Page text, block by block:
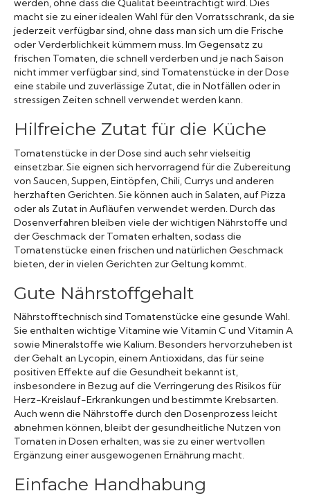
werden, ohne dass die Qualität beeinträchtigt wird. Dies
macht sie zu einer idealen Wahl für den Vorratsschrank, da sie
jederzeit verfügbar sind, ohne dass man sich um die Frische
oder Verderblichkeit kümmern muss. Im Gegensatz zu
frischen Tomaten, die schnell verderben und je nach Saison
nicht immer verfügbar sind, sind Tomatenstücke in der Dose
eine stabile und zuverlässige Zutat, die in Notfällen oder in
stressigen Zeiten schnell verwendet werden kann.
Hilfreiche Zutat für die Küche
Tomatenstücke in der Dose sind auch sehr vielseitig
einsetzbar. Sie eignen sich hervorragend für die Zubereitung
von Saucen, Suppen, Eintöpfen, Chili, Currys und anderen
herzhaften Gerichten. Sie können auch in Salaten, auf Pizza
oder als Zutat in Aufläufen verwendet werden. Durch das
Dosenverfahren bleiben viele der wichtigen Nährstoffe und
der Geschmack der Tomaten erhalten, sodass die
Tomatenstücke einen frischen und natürlichen Geschmack
bieten, der in vielen Gerichten zur Geltung kommt.
Gute Nährstoffgehalt
Nährstofftechnisch sind Tomatenstücke eine gesunde Wahl.
Sie enthalten wichtige Vitamine wie Vitamin C und Vitamin A
sowie Mineralstoffe wie Kalium. Besonders hervorzuheben ist
der Gehalt an Lycopin, einem Antioxidans, das für seine
positiven Effekte auf die Gesundheit bekannt ist,
insbesondere in Bezug auf die Verringerung des Risikos für
Herz-Kreislauf-Erkrankungen und bestimmte Krebsarten.
Auch wenn die Nährstoffe durch den Dosenprozess leicht
abnehmen können, bleibt der gesundheitliche Nutzen von
Tomaten in Dosen erhalten, was sie zu einer wertvollen
Ergänzung einer ausgewogenen Ernährung macht.
Einfache Handhabung